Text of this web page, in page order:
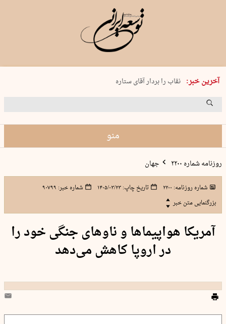
آخرین خبر:
پنجشنبه 15 مرداد 1405 شماره 2243
نقاب را بردار آقای ستاره
کدام فوتبال؟
منو
روزنامه شماره ۲۲۰۰ جهان
شماره روزنامه: ۲۲۰۰ تاریخ چاپ:۱۴۰۵/۰۳/۲۳ شماره خبر: ۹۰۷۹۹
بزرگنمایی متن خبر
آمریکا هواپیماها و ناوهای جنگی خود را
در اروپا کاهش می‌دهد